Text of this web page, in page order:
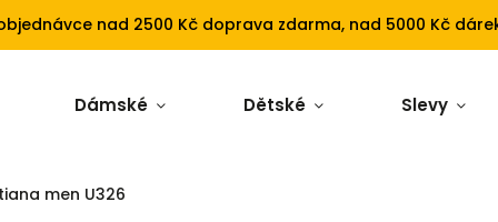
nad 2500 Kč doprava zdarma, nad 5000 Kč
Dámské Dětské Slevy
men U326